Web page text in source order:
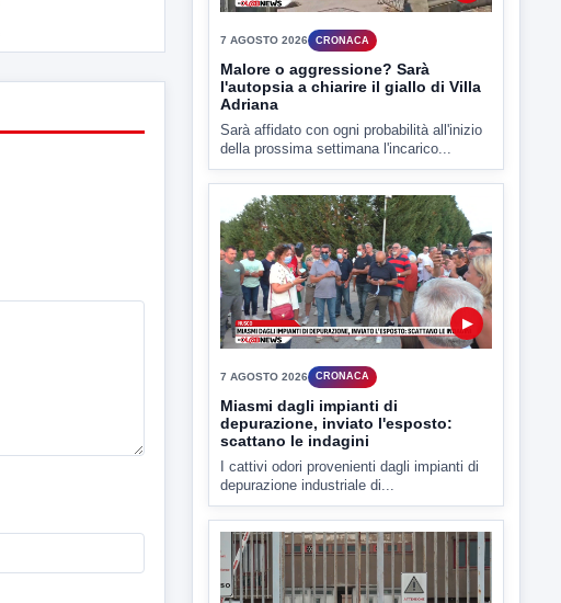
7 AGOSTO 2026 CRONACA
Malore o aggressione? Sarà
l'autopsia a chiarire il giallo di Villa
Adriana
Sarà affidato con ogni probabilità all'inizio
della prossima settimana l'incarico...
▶
7 AGOSTO 2026 CRONACA
Miasmi dagli impianti di
depurazione, inviato l'esposto:
scattano le indagini
I cattivi odori provenienti dagli impianti di
depurazione industriale di...